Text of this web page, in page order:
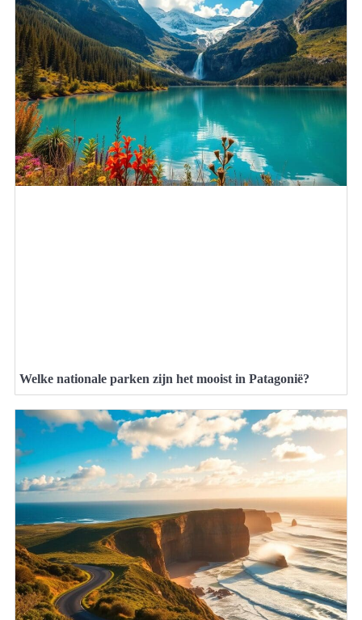
Welke nationale parken zijn het mooist in Patagonië?